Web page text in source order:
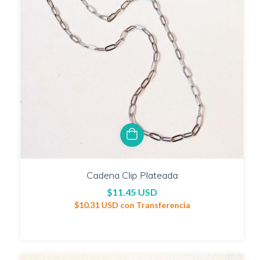
Cadena Clip Plateada
$11.45 USD
$10.31 USD con Transferencia